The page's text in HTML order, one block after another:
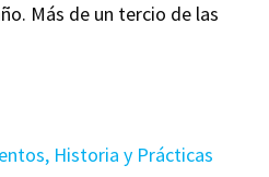
Más de un tercio de las